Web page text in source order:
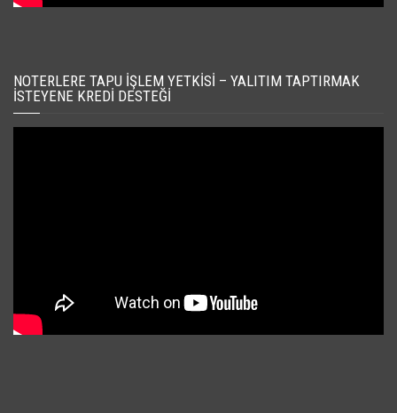
NOTERLERE TAPU İŞLEM YETKISI – YALITIM TAPTIRMAK
İSTEYENE KREDI DESTEĞI